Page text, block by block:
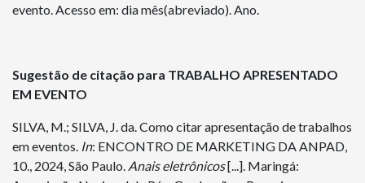
evento. Acesso em: dia mês(abreviado). Ano.
Sugestão de citação para TRABALHO APRESENTADO
EM EVENTO
SILVA, M.; SILVA, J. da. Como citar apresentação de trabalhos
em eventos. In: ENCONTRO DE MARKETING DA ANPAD,
10., 2024, São Paulo. Anais eletrônicos[...]. Maringá: